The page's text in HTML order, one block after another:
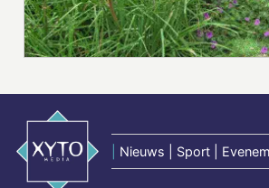
Nieuws | Sport |